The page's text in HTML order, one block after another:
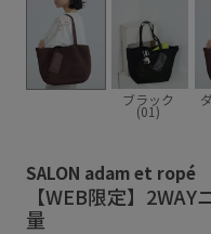
ブラック
(01)
SALON adam et ropé
【WEB限定】
量